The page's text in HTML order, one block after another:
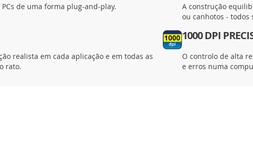
de uma forma plug-and-play.
A construção
ou canhotos - todos
realista em cada aplicação e em todas as
rato.
1000 DPI
O controlo de alta
e erros numa